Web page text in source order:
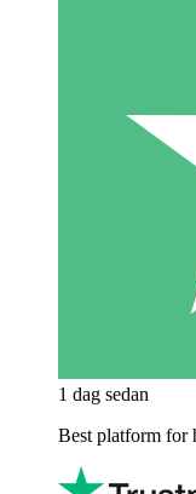
1 dag sedan
Best platform for